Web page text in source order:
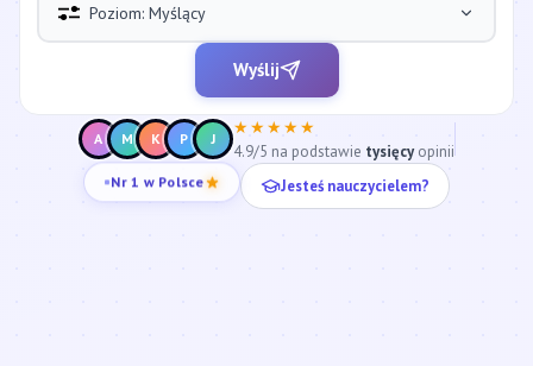
Poziom: Myślący
Wyślij
A M K P J
★★★★★
4.9/5 na podstawie tysięcyopinii
Nr 1 w Polsce Jesteś nauczycielem?